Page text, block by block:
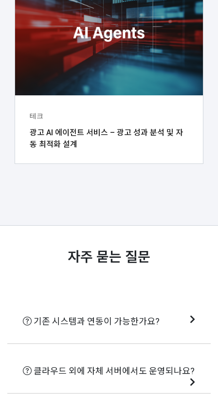
테크
광고 AI 에이전트 서비스 – 광고 성과 분석 및 자
동 최적화 설계
자주 묻는 질문
기존 시스템과 연동이 가능한가요?
클라우드 외에 자체 서버에서도 운영되나요?